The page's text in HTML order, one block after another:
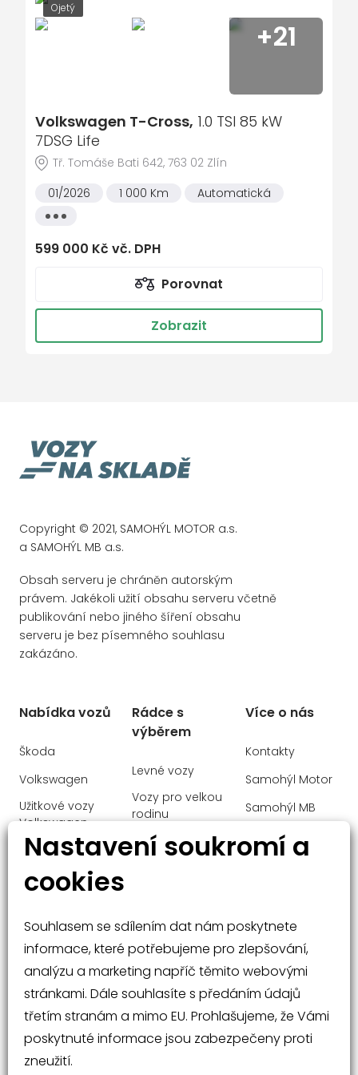
Ojetý
+21
Volkswagen T-Cross, 1.0 TSI 85 kW
7DSG Life
Tř. Tomáše Bati 642, 763 02 Zlín
01/2026
1 000 Km
Automatická
Všechny
599 000 Kč vč. DPH
Porovnat
Zobrazit
Copyright © 2021, SAMOHÝL MOTOR a.s.
a SAMOHÝL MB a.s.
Obsah serveru je chráněn autorským
právem. Jakékoli užití obsahu serveru včetně
publikování nebo jiného šíření obsahu
serveru je bez písemného souhlasu
zakázáno.
Nabídka vozů
Škoda
Volkswagen
Užitkové vozy
Volkswagen
Audi
Mercedes-Benz
Rádce s
výběrem
Levné vozy
Vozy pro velkou
rodinu
Manažerské
vozy
SUV
Více o nás
Kontakty
Samohýl Motor
Samohýl MB
Ochrana
osobních údajů
Nabídka vozů
Rádce při nákupu
Nastavení soukromí a
cookies
Souhlasem se sdílením dat nám poskytnete
informace, které potřebujeme pro zlepšování,
analýzu a marketing napříč těmito webovými
stránkami. Dále souhlasíte s předáním údajů
třetím stranám a mimo EU. Prohlašujeme, že Vámi
poskytnuté informace jsou zabezpečeny proti
zneužití.